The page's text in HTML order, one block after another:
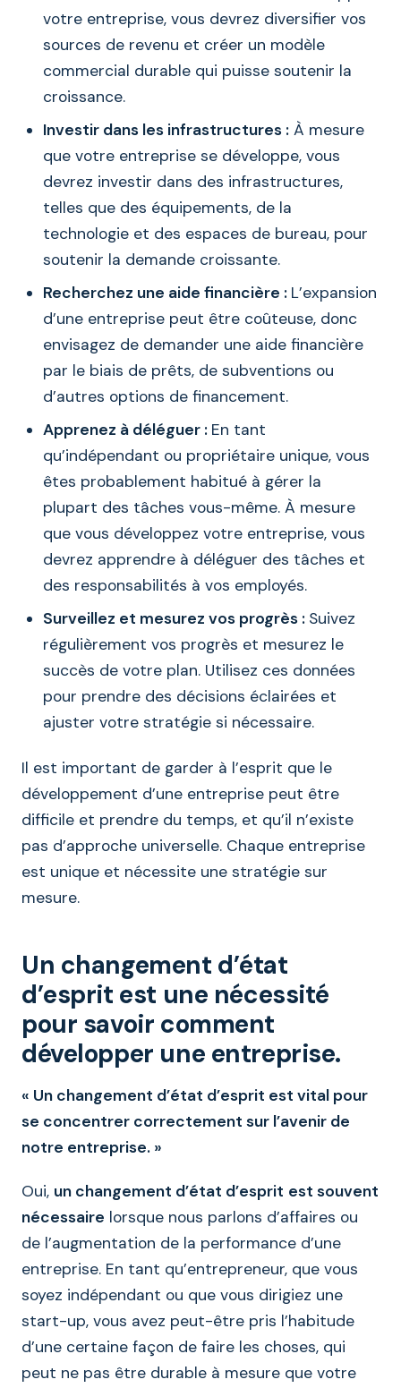
votre entreprise, vous devrez diversifier vos
sources de revenu et créer un modèle
commercial durable qui puisse soutenir la
croissance.
Investir dans les infrastructures : À mesure
que votre entreprise se développe, vous
devrez investir dans des infrastructures,
telles que des équipements, de la
technologie et des espaces de bureau, pour
soutenir la demande croissante.
Recherchez une aide financière : L’expansion
d’une entreprise peut être coûteuse, donc
envisagez de demander une aide financière
par le biais de prêts, de subventions ou
d’autres options de financement.
Apprenez à déléguer : En tant
qu’indépendant ou propriétaire unique, vous
êtes probablement habitué à gérer la
plupart des tâches vous-même. À mesure
que vous développez votre entreprise, vous
devrez apprendre à déléguer des tâches et
des responsabilités à vos employés.
Surveillez et mesurez vos progrès : Suivez
régulièrement vos progrès et mesurez le
succès de votre plan. Utilisez ces données
pour prendre des décisions éclairées et
ajuster votre stratégie si nécessaire.
Il est important de garder à l’esprit que le
développement d’une entreprise peut être
difficile et prendre du temps, et qu’il n’existe
pas d’approche universelle. Chaque entreprise
est unique et nécessite une stratégie sur
mesure.
Un changement d’état
d’esprit est une nécessité
pour savoir comment
développer une entreprise.
« Un changement d’état d’esprit est vital pour
se concentrer correctement sur l’avenir de
notre entreprise. »
Oui, un changement d’état d’esprit est souvent
nécessaire lorsque nous parlons d’affaires ou
de l’augmentation de la performance d’une
entreprise. En tant qu’entrepreneur, que vous
soyez indépendant ou que vous dirigiez une
start-up, vous avez peut-être pris l’habitude
d’une certaine façon de faire les choses, qui
peut ne pas être durable à mesure que votre